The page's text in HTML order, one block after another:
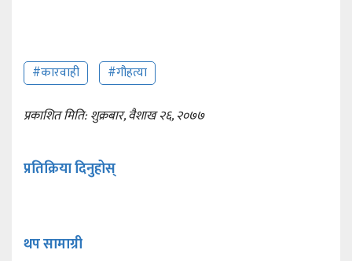
#कारवाही #गौहत्या
प्रकाशित मिति: शुक्रबार, वैशाख २६, २०७७
प्रतिक्रिया दिनुहोस्
थप सामाग्री